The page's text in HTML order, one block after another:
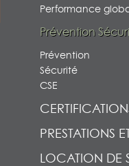
Performance
Prévention
Prévention
Sécurité
CSE
PRESTATIONS
LOCATION DE